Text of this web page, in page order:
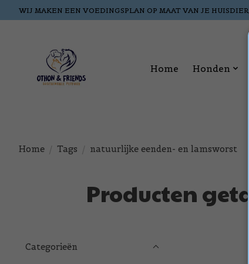
WIJ MAKEN EEN VOEDINGSPLAN OP MAAT VAN JE
Home Honden
Home Tags natuurlijke eenden- en lamsworst
Producten
Categorieën